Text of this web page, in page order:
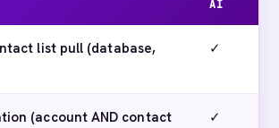
AI
list pull (database,
✓
(account AND contact
✓